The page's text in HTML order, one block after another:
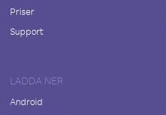
Priser
Support
LADDA NER
Android